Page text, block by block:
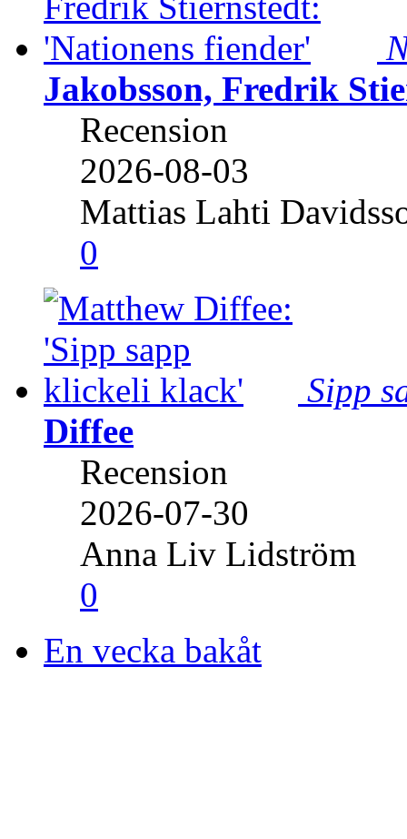
Jakobsson, Fredrik
Recension
2026-08-03
Mattias Lahti
0
Sipp
Diffee
Recension
2026-07-30
Anna Liv Lidström
0
En vecka bakåt